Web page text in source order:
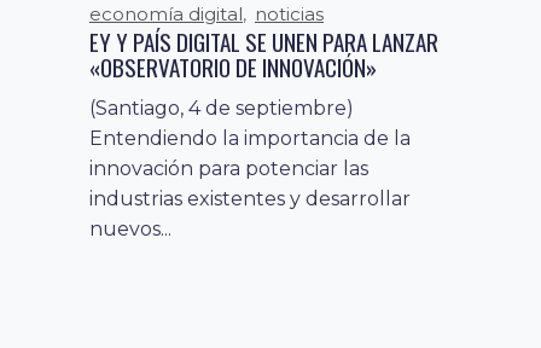
economía digital, noticias
EY Y PAÍS DIGITAL SE UNEN PARA LANZAR
«OBSERVATORIO DE INNOVACIÓN»
(Santiago, 4 de septiembre)
Entendiendo la importancia de la
innovación para potenciar las
industrias existentes y desarrollar
nuevos...